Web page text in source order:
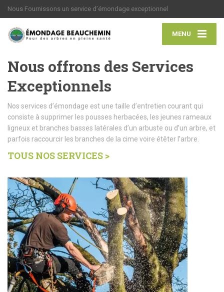
Nous Fournissons un service d’émondage exceptionnel
MENU
Nous offrons des Services
Exceptionnels
Nos services d’émondage est une taille d’entretien courant qui
consiste à supprimer les pousses herbacées, les jeunes rameaux
ligneux et branches basses latérales d’un arbuste ou d’un arbre, et
parfois raccourcir les branches de la cime voire étêter l’arbre.
TOUS NOS SERVICES >